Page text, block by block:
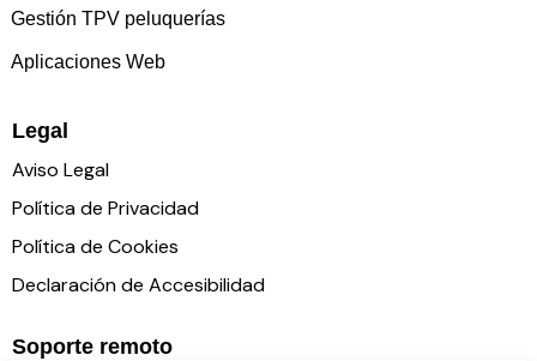
Gestión TPV peluquerías
Aplicaciones Web
Legal
Aviso Legal
Política de Privacidad
Política de Cookies
Declaración de Accesibilidad
Soporte remoto